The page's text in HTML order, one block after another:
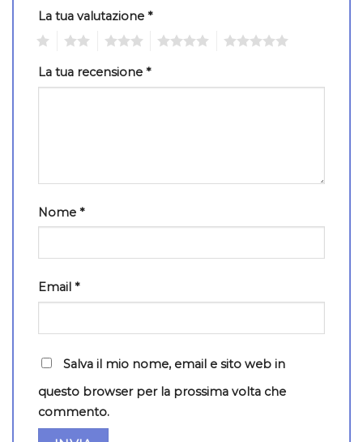
La tua valutazione *
La tua recensione *
Nome *
Email *
Salva il mio nome, email e sito web in
questo browser per la prossima volta che
commento.